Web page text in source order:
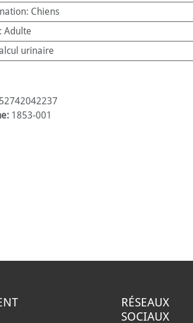
: Chiens
: Adulte
urinaire
1853-001
RÉSEAUX
SOCIAUX